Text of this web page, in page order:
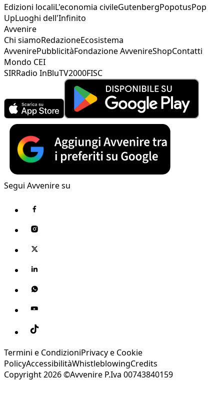
Edizioni localiL'economia civileGutenbergPopotusPop
UpLuoghi dell'Infinito
Avvenire
Chi siamoRedazioneEcosistema
AvvenirePubblicitàFondazione AvvenireShopContatti
Mondo CEI
SIRRadio InBluTV2000FISC
Segui Avvenire su
Termini e CondizioniPrivacy e Cookie
PolicyAccessibilitàWhistleblowingCredits
Copyright 2026 ©Avvenire P.Iva 00743840159